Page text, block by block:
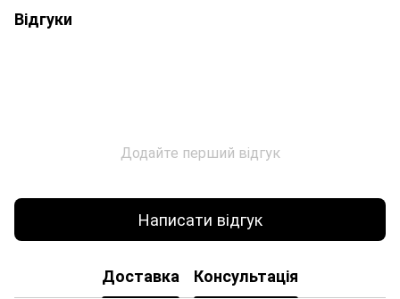
Відгуки
Додайте перший відгук
Написати відгук
Доставка Консультація